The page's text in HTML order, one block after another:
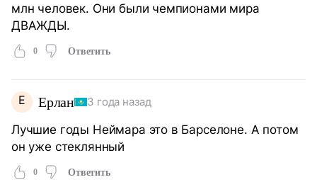
млн человек. Они были чемпионами мира
ДВАЖДЫ.
0 Ответить
Е Ерлан 3 года назад
Лучшие годы Неймара это в Барселоне. А потом
он уже стеклянный
0 Ответить